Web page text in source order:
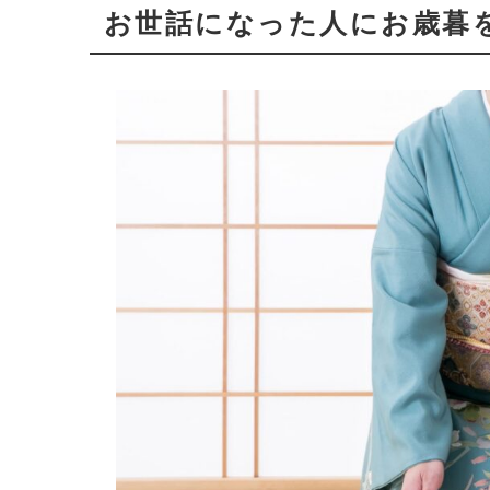
お世話になった人にお歳暮